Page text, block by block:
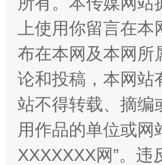
招工难、用工荒背后
上使用你留言在
布在本网及本网所
论和投稿，本网站
站不得转载、摘编
用作品的单位或网
XXXXXXX网”。